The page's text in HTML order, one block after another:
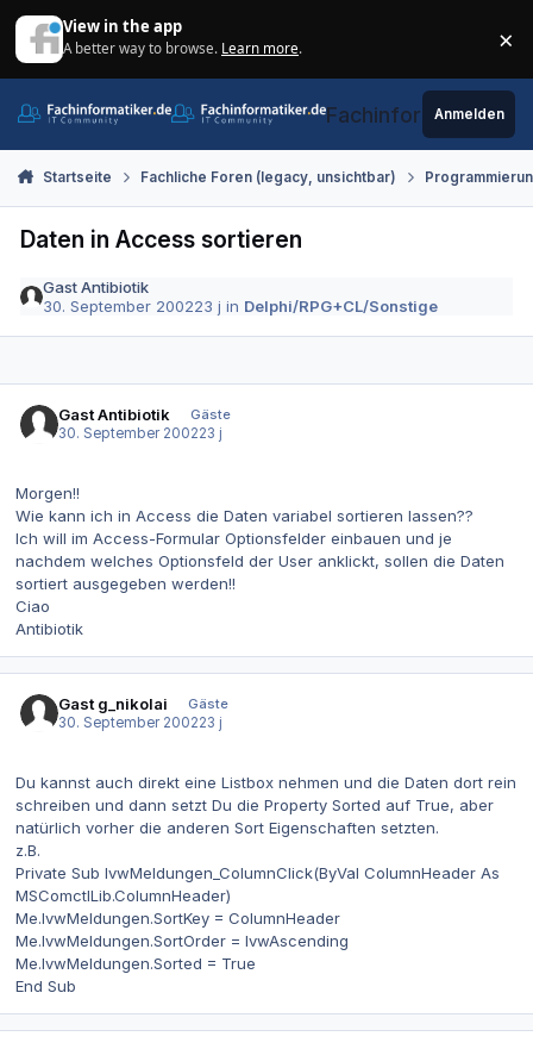
View in the app
A better way to browse. Learn more. ×
Fachinformatiker.de
Anmelden
Startseite Fachliche Foren (legacy, unsichtbar)
Daten in Access sortieren
Gast Antibiotik
30. September 200223 j in Delphi/RPG+CL/Sonstige
Gast Antibiotik
Gäste
30. September 200223 j
Morgen!!
Wie kann ich in Access die Daten variabel sortieren lassen??
Ich will im Access-Formular Optionsfelder einbauen und je
nachdem welches Optionsfeld der User anklickt, sollen die Daten
sortiert ausgegeben werden!!
Ciao
Antibiotik
Gast g_nikolai
Gäste
30. September 200223 j
Du kannst auch direkt eine Listbox nehmen und die Daten dort rein
schreiben und dann setzt Du die Property Sorted auf True, aber
natürlich vorher die anderen Sort Eigenschaften setzten.
z.B.
Private Sub lvwMeldungen_ColumnClick(ByVal ColumnHeader As
MSComctlLib.ColumnHeader)
Me.lvwMeldungen.SortKey = ColumnHeader
Me.lvwMeldungen.SortOrder = lvwAscending
Me.lvwMeldungen.Sorted = True
End Sub